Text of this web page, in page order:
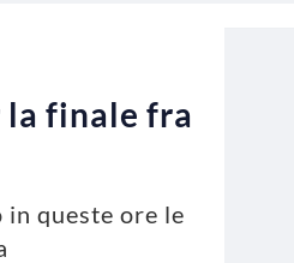
la finale fra
queste ore le